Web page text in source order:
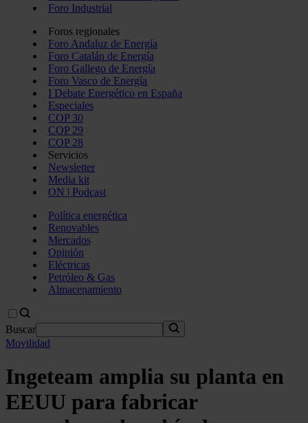
Foro Industrial
Foros regionales
Foro Andaluz de Energía
Foro Catalán de Energía
Foro Gallego de Energía
Foro Vasco de Energía
I Debate Energético en España
Especiales
COP 30
COP 29
COP 28
Servicios
Newsletter
Media kit
ON | Podcast
Política energética
Renovables
Mercados
Opinión
Eléctricas
Petróleo & Gas
Almacenamiento
Buscar
Movilidad
Ingeteam amplia su planta en
EEUU para fabricar